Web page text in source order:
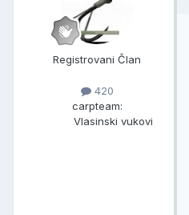
Registrovani Član
420
carpteam:
Vlasinski vukovi